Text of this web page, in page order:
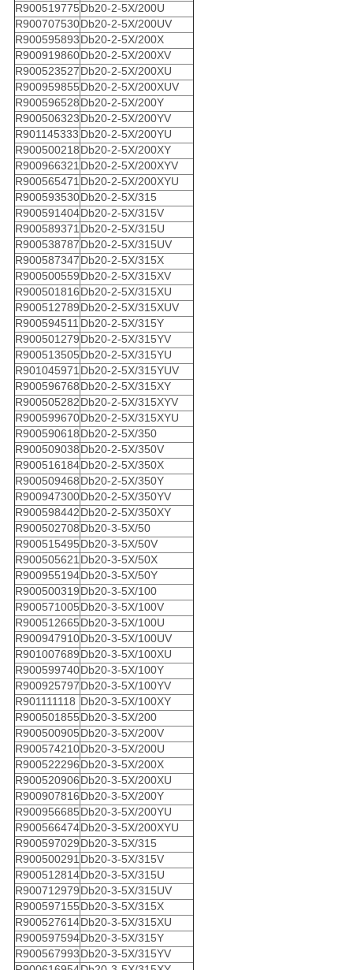
R900519775Db20-2-5X/200U
R900707530Db20-2-5X/200UV
R900595893Db20-2-5X/200X
R900919860Db20-2-5X/200XV
R900523527Db20-2-5X/200XU
R900959855Db20-2-5X/200XUV
R900596528Db20-2-5X/200Y
R900506323Db20-2-5X/200YV
R901145333 Db20-2-5X/200YU
R900500218Db20-2-5X/200XY
R900966321Db20-2-5X/200XYV
R900565471Db20-2-5X/200XYU
R900593530Db20-2-5X/315
R900591404Db20-2-5X/315V
R900589371Db20-2-5X/315U
R900538787Db20-2-5X/315UV
R900587347Db20-2-5X/315X
R900500559Db20-2-5X/315XV
R900501816Db20-2-5X/315XU
R900512789Db20-2-5X/315XUV
R900594511 Db20-2-5X/315Y
R900501279Db20-2-5X/315YV
R900513505Db20-2-5X/315YU
R901045971Db20-2-5X/315YUV
R900596768Db20-2-5X/315XY
R900505282Db20-2-5X/315XYV
R900599670Db20-2-5X/315XYU
R900590618Db20-2-5X/350
R900509038Db20-2-5X/350V
R900516184Db20-2-5X/350X
R900509468Db20-2-5X/350Y
R900947300Db20-2-5X/350YV
R900598442Db20-2-5X/350XY
R900502708Db20-3-5X/50
R900515495Db20-3-5X/50V
R900505621Db20-3-5X/50X
R900955194Db20-3-5X/50Y
R900500319Db20-3-5X/100
R900571005Db20-3-5X/100V
R900512665Db20-3-5X/100U
R900947910Db20-3-5X/100UV
R901007689Db20-3-5X/100XU
R900599740Db20-3-5X/100Y
R900925797Db20-3-5X/100YV
R901111118 Db20-3-5X/100XY
R900501855Db20-3-5X/200
R900500905Db20-3-5X/200V
R900574210Db20-3-5X/200U
R900522296Db20-3-5X/200X
R900520906Db20-3-5X/200XU
R900907816Db20-3-5X/200Y
R900956685Db20-3-5X/200YU
R900566474Db20-3-5X/200XYU
R900597029Db20-3-5X/315
R900500291Db20-3-5X/315V
R900512814Db20-3-5X/315U
R900712979Db20-3-5X/315UV
R900597155Db20-3-5X/315X
R900527614Db20-3-5X/315XU
R900597594Db20-3-5X/315Y
R900567993Db20-3-5X/315YV